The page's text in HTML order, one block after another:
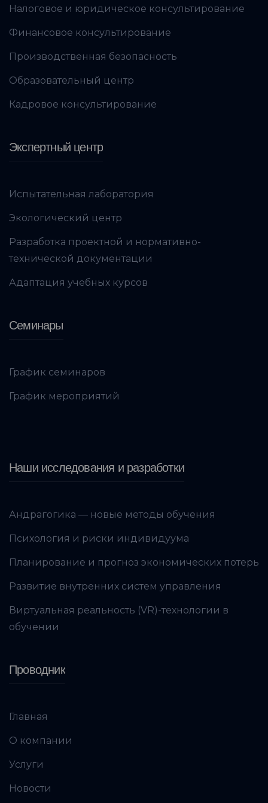
Налоговое и юридическое консультирование
Финансовое консультирование
Производственная безопасность
Образовательный центр
Кадровое консультирование
Экспертный центр
Испытательная лаборатория
Экологический центр
Разработка проектной и нормативно-
технической документации
Адаптация учебных курсов
Семинары
График семинаров
График мероприятий
Наши исследования и разработки
Андрагогика — новые методы обучения
Психология и риски индивидуума
Планирование и прогноз экономических потерь
Развитие внутренних систем управления
Виртуальная реальность (VR)-технологии в
обучении
Проводник
Главная
О компании
Услуги
Новости